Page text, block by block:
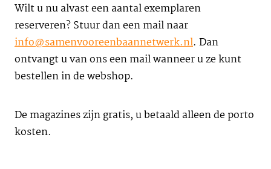
Wilt u nu alvast een aantal exemplaren
reserveren? Stuur dan een mail naar
info@samenvooreenbaannetwerk.nl. Dan
ontvangt u van ons een mail wanneer u ze kunt
bestellen in de webshop.
De magazines zijn gratis, u betaald alleen de porto
kosten.